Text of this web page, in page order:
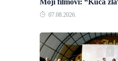
Moji filmovi: “Kuća
07.08.2026.